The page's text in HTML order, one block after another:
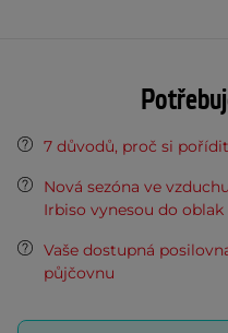
7 důvodů, proč si
Nová sezóna ve
Irbiso vynesou do
Vaše dostupná
půjčovnu